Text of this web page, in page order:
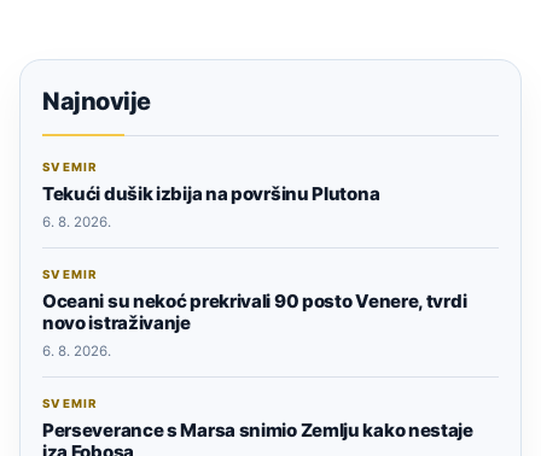
Najnovije
SVEMIR
Tekući dušik izbija na površinu Plutona
6. 8. 2026.
SVEMIR
Oceani su nekoć prekrivali 90 posto Venere, tvrdi
novo istraživanje
6. 8. 2026.
SVEMIR
Perseverance s Marsa snimio Zemlju kako nestaje